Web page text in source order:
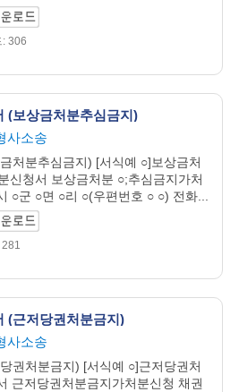
: 306
(보상금처분추심금지)
사소송
처분추심금지) [서식예 ○]보상금처
신청서 보상금처분 ○;추심금지가처
○군 ○면 ○리 ○(우편번호 ○ ○) 전화...
281
(근저당권처분금지)
사소송
권처분금지) [서식예 ○]근저당권처
근저당권처분금지가처분신청 채권